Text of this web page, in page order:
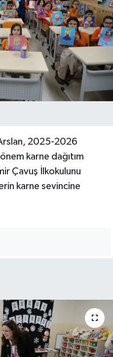
2025-2026
karne dağıtım
Çavuş İlkokulunu
karne sevincine